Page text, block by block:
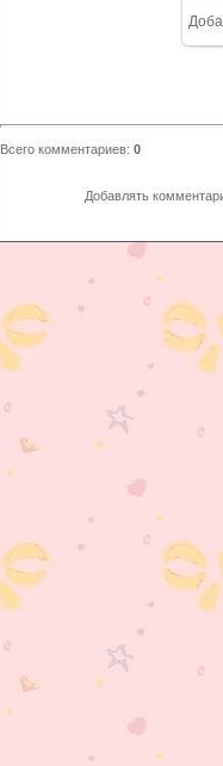
Всего комментариев: 0
Добавлять